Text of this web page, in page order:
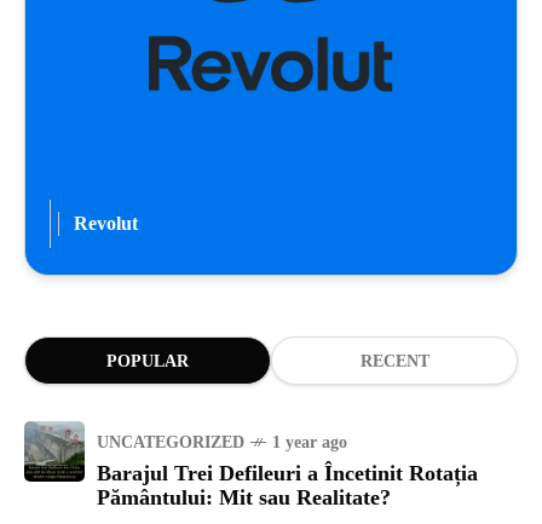
Revolut
POPULAR RECENT
UNCATEGORIZED 1 year ago
Barajul Trei Defileuri a Încetinit Rotația
Pământului: Mit sau Realitate?